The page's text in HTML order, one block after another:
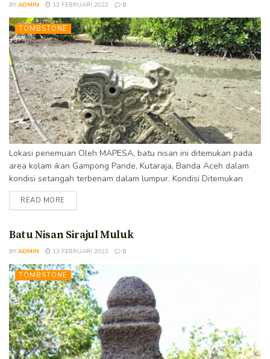
BY ADMIN 13 FEBRUARI 2022 0
TOMBSTONE
Lokasi penemuan Oleh MAPESA, batu nisan ini ditemukan pada
area kolam ikan Gampong Pande, Kutaraja, Banda Aceh dalam
kondisi setangah terbenam dalam lumpur. Kondisi Ditemukan
dalam kondisi baik. Puncak batu nisan patah. Sebagian badan
batu nisan dipenuhi dengan jamur dan lumut. Sebagian ornament
Inskripsi yang terdapat pada badan batu nisan bisa terbaca
dengan cukup jelas. Tipe Batu...
READ MORE
Batu Nisan Sirajul Muluk
BY ADMIN 13 FEBRUARI 2022 0
TOMBSTONE